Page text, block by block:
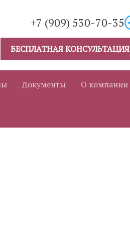
+7 (909) 530-70-35
БЕСПЛАТНАЯ КОНСУЛЬТАЦИЯ
Документы О компании